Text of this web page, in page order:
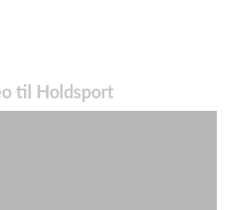
til Holdsport